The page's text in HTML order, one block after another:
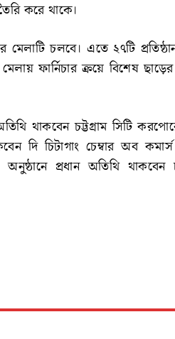
করে থাকে।
মেলাটি চলবে। এতে ২৭টি
ফার্নিচার ক্রয়ে বিশেষ ছাড়ের
থাকবেন চট্টগ্রাম সিটি
দি চিটাগাং চেম্বার অব কমার্স
প্রধান অতিথি থাকবেন